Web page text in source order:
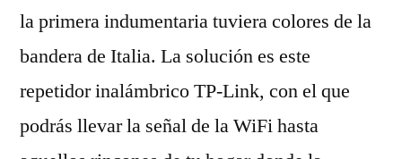
la primera indumentaria tuviera colores de la
bandera de Italia. La solución es este
repetidor inalámbrico TP-Link, con el que
podrás llevar la señal de la WiFi hasta